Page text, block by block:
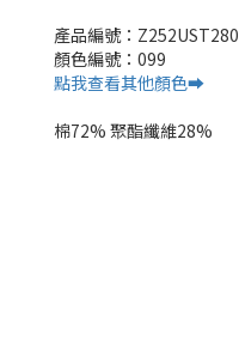
產品編號：Z252UST280
顏色編號：099
點我查看其他顏色➡️
棉72% 聚酯纖維28%